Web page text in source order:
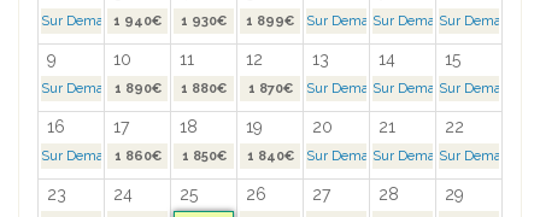
Sur Demande >1 940€ 1 930€ 1 899€ Sur Demande >Sur Demande >Sur Demande >
9 10 11 12 13 14 15
Sur Demande >1 890€ 1 880€ 1 870€ Sur Demande >Sur Demande >Sur Demande >
16 17 18 19 20 21 22
Sur Demande >1 860€ 1 850€ 1 840€ Sur Demande >Sur Demande >Sur Demande >
23 24 25 26 27 28 29